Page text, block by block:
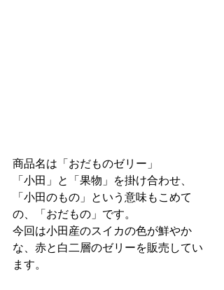
商品名は「おだものゼリー」
「小田」と「果物」を掛け合わせ、
「小田のもの」という意味もこめて
の、「おだもの」です。
今回は小田産のスイカの色が鮮やか
な、赤と白二層のゼリーを販売してい
ます。